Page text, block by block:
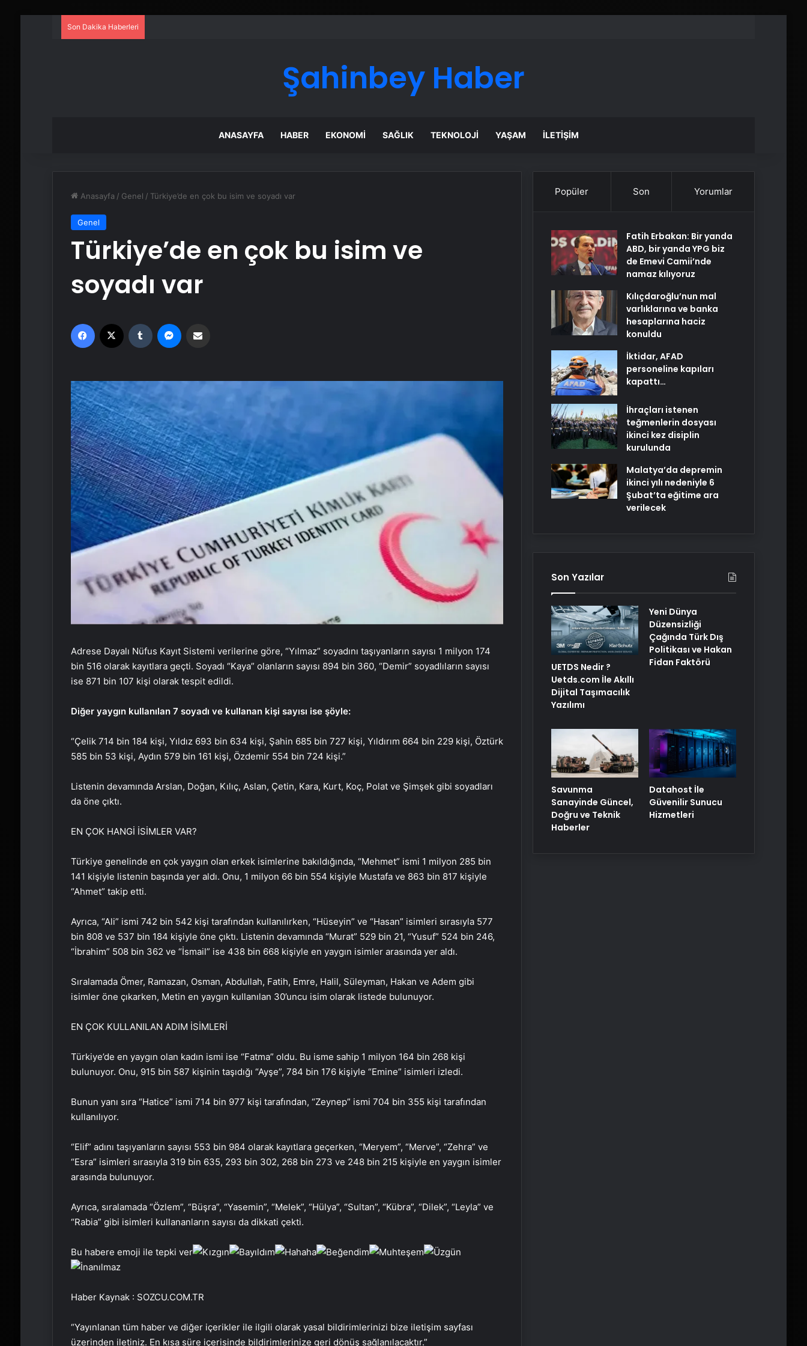
Son Dakika Haberleri
Şahinbey Haber
ANASAYFA HABER EKONOMI SAĞLIK TEKNOLOJI YAŞAM İLETIŞIM
Anasayfa / Genel / Türkiye’de en çok bu isim ve soyadı var
Genel
Türkiye’de en çok bu isim ve
soyadı var
Facebook Tumblr
Adrese Dayalı Nüfus Kayıt Sistemi verilerine göre, “Yılmaz” soyadını taşıyanların sayısı 1 milyon 174
bin 516 olarak kayıtlara geçti. Soyadı “Kaya” olanların sayısı 894 bin 360, “Demir” soyadlıların sayısı
ise 871 bin 107 kişi olarak tespit edildi.
Diğer yaygın kullanılan 7 soyadı ve kullanan kişi sayısı ise şöyle:
“Çelik 714 bin 184 kişi, Yıldız 693 bin 634 kişi, Şahin 685 bin 727 kişi, Yıldırım 664 bin 229 kişi, Öztürk
585 bin 53 kişi, Aydın 579 bin 161 kişi, Özdemir 554 bin 724 kişi.”
Listenin devamında Arslan, Doğan, Kılıç, Aslan, Çetin, Kara, Kurt, Koç, Polat ve Şimşek gibi soyadları
da öne çıktı.
EN ÇOK HANGİ İSİMLER VAR?
Türkiye genelinde en çok yaygın olan erkek isimlerine bakıldığında, “Mehmet” ismi 1 milyon 285 bin
141 kişiyle listenin başında yer aldı. Onu, 1 milyon 66 bin 554 kişiyle Mustafa ve 863 bin 817 kişiyle
“Ahmet” takip etti.
Ayrıca, “Ali” ismi 742 bin 542 kişi tarafından kullanılırken, “Hüseyin” ve “Hasan” isimleri sırasıyla 577
bin 808 ve 537 bin 184 kişiyle öne çıktı. Listenin devamında “Murat” 529 bin 21, “Yusuf” 524 bin 246,
“İbrahim” 508 bin 362 ve “İsmail” ise 438 bin 668 kişiyle en yaygın isimler arasında yer aldı.
Sıralamada Ömer, Ramazan, Osman, Abdullah, Fatih, Emre, Halil, Süleyman, Hakan ve Adem gibi
isimler öne çıkarken, Metin en yaygın kullanılan 30’uncu isim olarak listede bulunuyor.
EN ÇOK KULLANILAN ADIM İSİMLERİ
Türkiye’de en yaygın olan kadın ismi ise “Fatma” oldu. Bu isme sahip 1 milyon 164 bin 268 kişi
bulunuyor. Onu, 915 bin 587 kişinin taşıdığı “Ayşe”, 784 bin 176 kişiyle “Emine” isimleri izledi.
Bunun yanı sıra “Hatice” ismi 714 bin 977 kişi tarafından, “Zeynep” ismi 704 bin 355 kişi tarafından
kullanılıyor.
“Elif” adını taşıyanların sayısı 553 bin 984 olarak kayıtlara geçerken, “Meryem”, “Merve”, “Zehra” ve
“Esra” isimleri sırasıyla 319 bin 635, 293 bin 302, 268 bin 273 ve 248 bin 215 kişiyle en yaygın isimler
arasında bulunuyor.
Ayrıca, sıralamada “Özlem”, “Büşra”, “Yasemin”, “Melek”, “Hülya”, “Sultan”, “Kübra”, “Dilek”, “Leyla” ve
“Rabia” gibi isimleri kullananların sayısı da dikkati çekti.
Bu habere emoji ile tepki ver
Haber Kaynak : SOZCU.COM.TR
“Yayınlanan tüm haber ve diğer içerikler ile ilgili olarak yasal bildirimlerinizi bize iletişim sayfası
üzerinden iletiniz. En kısa süre içerisinde bildirimlerinize geri dönüş sağlanılacaktır.”
Reklam Ajansı, SEO Ajansı ve Web
Tasarım Ajansı
Popüler Son Yorumlar
Fatih Erbakan: Bir yanda
ABD, bir yanda YPG biz
de Emevi Camii’nde
namaz kılıyoruz
Kılıçdaroğlu’nun mal
varlıklarına ve banka
hesaplarına haciz
konuldu
İktidar, AFAD
personeline kapıları
kapattı…
İhraçları istenen
teğmenlerin dosyası
ikinci kez disiplin
kurulunda
Malatya’da depremin
ikinci yılı nedeniyle 6
Şubat’ta eğitime ara
verilecek
Son Yazılar
UETDS Nedir ?
Uetds.com İle Akıllı
Dijital Taşımacılık
Yazılımı
Yeni Dünya
Düzensizliği
Çağında Türk Dış
Politikası ve Hakan
Fidan Faktörü
Savunma
Sanayinde Güncel,
Doğru ve Teknik
Haberler
Datahost İle
Güvenilir Sunucu
Hizmetleri